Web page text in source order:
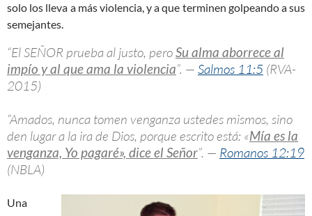
solo los lleva a más violencia, y a que terminen golpeando a sus
semejantes.
“El SEÑOR prueba al justo, peroSu alma aborrece al
impío y al que ama la violencia”. — Salmos 11:5 (RVA-
2015)
“Amados, nunca tomen venganza ustedes mismos, sino
den lugar a la ira de Dios, porque escrito está: «Mía es la
venganza, Yo pagaré», dice el Señor”. — Romanos 12:19
(NBLA)
Una